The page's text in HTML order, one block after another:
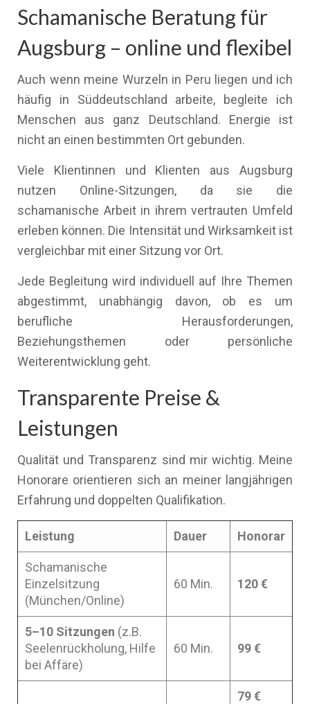
Schamanische Beratung für
Augsburg – online und flexibel
Auch wenn meine Wurzeln in Peru liegen und ich
häufig in Süddeutschland arbeite, begleite ich
Menschen aus ganz Deutschland. Energie ist
nicht an einen bestimmten Ort gebunden.
Viele Klientinnen und Klienten aus Augsburg
nutzen Online-Sitzungen, da sie die
schamanische Arbeit in ihrem vertrauten Umfeld
erleben können. Die Intensität und Wirksamkeit ist
vergleichbar mit einer Sitzung vor Ort.
Jede Begleitung wird individuell auf Ihre Themen
abgestimmt, unabhängig davon, ob es um
berufliche Herausforderungen,
Beziehungsthemen oder persönliche
Weiterentwicklung geht.
Transparente Preise &
Leistungen
Qualität und Transparenz sind mir wichtig. Meine
Honorare orientieren sich an meiner langjährigen
Erfahrung und doppelten Qualifikation.
Leistung Dauer Honorar
Schamanische
Einzelsitzung
(München/Online)
60 Min. 120 €
5–10 Sitzungen (z.B.
Seelenrückholung, Hilfe
bei Affäre)
60 Min. 99 €
79 €